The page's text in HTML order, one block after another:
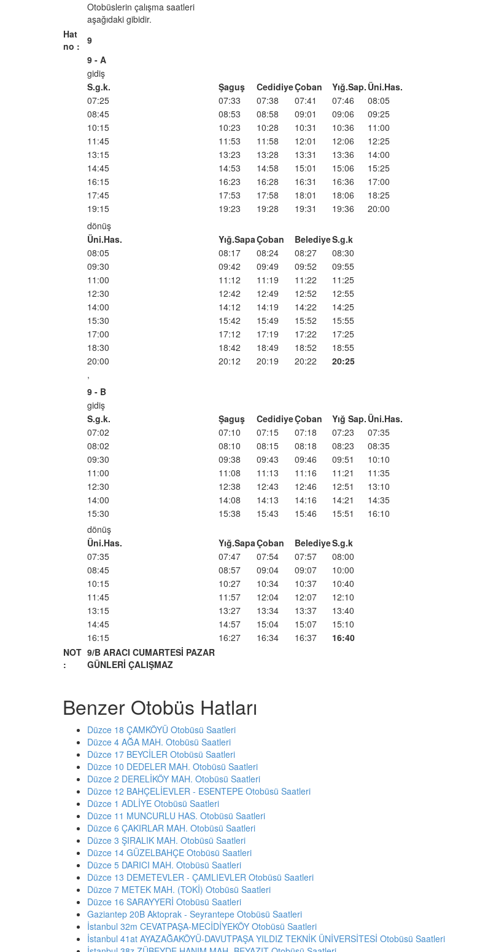
Otobüslerin çalışma saatleri
aşağıdaki gibidir.
Hat
no :
9
9 - A
gidiş
S.g.k.
Şaguş CedidiyeÇoban Yığ.Sap. Üni.Has.
07:25
07:33 07:38 07:41 07:46
08:05
08:45
08:53 08:58 09:01 09:06
09:25
10:15
10:23 10:28 10:31 10:36
11:00
11:45
11:53 11:58 12:01 12:06
12:25
13:15
13:23 13:28 13:31 13:36
14:00
14:45
14:53 14:58 15:01 15:06
15:25
16:15
16:23 16:28 16:31 16:36
17:00
17:45
17:53 17:58 18:01 18:06
18:25
19:15
19:23 19:28 19:31 19:36
20:00
dönüş
Üni.Has.
Yığ.SapaÇoban BelediyeS.g.k
08:05
08:17 08:24 08:27
08:30
09:30
09:42 09:49 09:52
09:55
11:00
11:12 11:19 11:22
11:25
12:30
12:42 12:49 12:52
12:55
14:00
14:12 14:19 14:22
14:25
15:30
15:42 15:49 15:52
15:55
17:00
17:12 17:19 17:22
17:25
18:30
18:42 18:49 18:52
18:55
20:00
20:12 20:19 20:22
20:25
,
9 - B
gidiş
S.g.k.
Şaguş CedidiyeÇoban Yığ Sap. Üni.Has.
07:02
07:10 07:15 07:18 07:23
07:35
08:02
08:10 08:15 08:18 08:23
08:35
09:30
09:38 09:43 09:46 09:51
10:10
11:00
11:08 11:13 11:16 11:21
11:35
12:30
12:38 12:43 12:46 12:51
13:10
14:00
14:08 14:13 14:16 14:21
14:35
15:30
15:38 15:43 15:46 15:51
16:10
dönüş
Üni.Has.
Yığ.SapaÇoban BelediyeS.g.k
07:35
07:47 07:54 07:57
08:00
08:45
08:57 09:04 09:07
10:00
10:15
10:27 10:34 10:37
10:40
11:45
11:57 12:04 12:07
12:10
13:15
13:27 13:34 13:37
13:40
14:45
14:57 15:04 15:07
15:10
16:15
16:27 16:34 16:37
16:40
NOT
:
9/B ARACI CUMARTESİ PAZAR
GÜNLERİ ÇALIŞMAZ
Benzer Otobüs Hatları
Düzce 18 ÇAMKÖYÜ Otobüsü Saatleri
Düzce 4 AĞA MAH. Otobüsü Saatleri
Düzce 17 BEYCİLER Otobüsü Saatleri
Düzce 10 DEDELER MAH. Otobüsü Saatleri
Düzce 2 DERELİKÖY MAH. Otobüsü Saatleri
Düzce 12 BAHÇELİEVLER - ESENTEPE Otobüsü Saatleri
Düzce 1 ADLİYE Otobüsü Saatleri
Düzce 11 MUNCURLU HAS. Otobüsü Saatleri
Düzce 6 ÇAKIRLAR MAH. Otobüsü Saatleri
Düzce 3 ŞIRALIK MAH. Otobüsü Saatleri
Düzce 14 GÜZELBAHÇE Otobüsü Saatleri
Düzce 5 DARICI MAH. Otobüsü Saatleri
Düzce 13 DEMETEVLER - ÇAMLIEVLER Otobüsü Saatleri
Düzce 7 METEK MAH. (TOKİ) Otobüsü Saatleri
Düzce 16 SARAYYERİ Otobüsü Saatleri
Gaziantep 20B Aktoprak - Seyrantepe Otobüsü Saatleri
İstanbul 32m CEVATPAŞA-MECİDİYEKÖY Otobüsü Saatleri
İstanbul 41at AYAZAĞAKÖYÜ-DAVUTPAŞA YILDIZ TEKNİK ÜNİVERSİTESİ Otobüsü Saatleri